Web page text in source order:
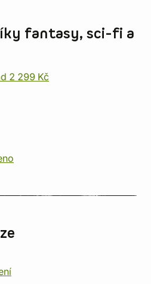
fantasy, sci-fi a
2 299 Kč